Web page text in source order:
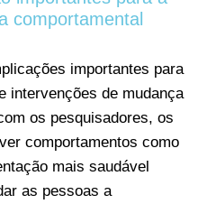
comportamental
importantes para
intervenções de mudança
os pesquisadores, os
comportamentos como
mais saudável
as pessoas a